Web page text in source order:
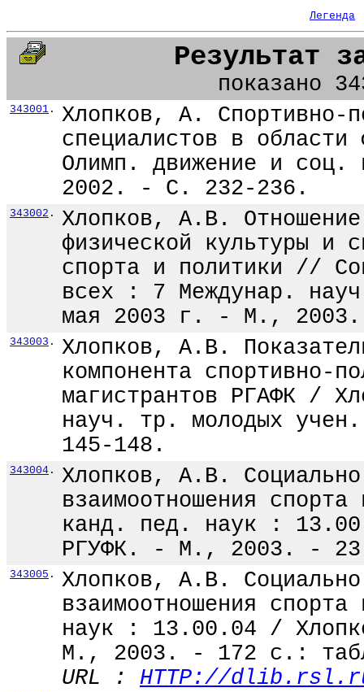
Легенда
Результат
показано
343001 .
Хлопков, А. Спортивно-
специалистов в
Олимп. движение и
2002. - С. 232-236.
343002 .
Хлопков, А.В. Отношение
физической культуры и
спорта и политики //
всех : 7 Междунар.
мая 2003 г. - М.,
343003 .
Хлопков, А.В.
компонента спортивно-
магистрантов РГАФК /
науч. тр. молодых
145-148.
343004 .
Хлопков, А.В.
взаимоотношения
канд. пед. наук :
РГУФК. - М., 2003. -
343005 .
Хлопков, А.В.
взаимоотношения
наук : 13.00.04 /
М., 2003. - 172 с.:
URL : HTTP://